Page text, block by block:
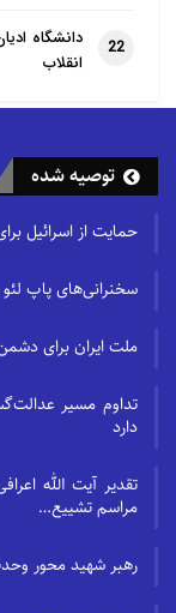
22
دانشگاه
انقلاب
توصیه شده
حمایت از اسرائیل
سخنرانی‌های پاپ
ملت ایران برای
تداوم مسیر
دارد
تقدیر آیت الله
مراسم تشییع…
رهبر شهید محور